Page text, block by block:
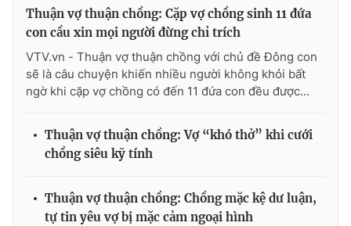
Thuận vợ thuận chồng: Cặp vợ chồng sinh 11 đứa
con cầu xin mọi người đừng chỉ trích
VTV.vn - Thuận vợ thuận chồng với chủ đề Đông con
sẽ là câu chuyện khiến nhiều người không khỏi bất
ngờ khi cặp vợ chồng có đến 11 đứa con đều được...
Thuận vợ thuận chồng: Vợ “khó thở” khi cưới
chồng siêu kỹ tính
Thuận vợ thuận chồng: Chồng mặc kệ dư luận,
tự tin yêu vợ bị mặc cảm ngoại hình